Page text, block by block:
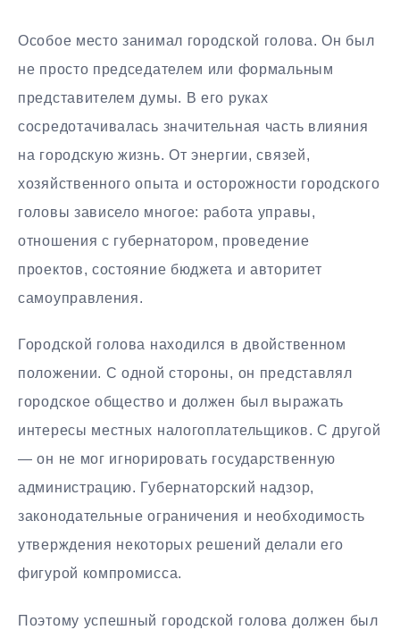
Особое место занимал городской голова. Он был
не просто председателем или формальным
представителем думы. В его руках
сосредотачивалась значительная часть влияния
на городскую жизнь. От энергии, связей,
хозяйственного опыта и осторожности городского
головы зависело многое: работа управы,
отношения с губернатором, проведение
проектов, состояние бюджета и авторитет
самоуправления.
Городской голова находился в двойственном
положении. С одной стороны, он представлял
городское общество и должен был выражать
интересы местных налогоплательщиков. С другой
— он не мог игнорировать государственную
администрацию. Губернаторский надзор,
законодательные ограничения и необходимость
утверждения некоторых решений делали его
фигурой компромисса.
Поэтому успешный городской голова должен был